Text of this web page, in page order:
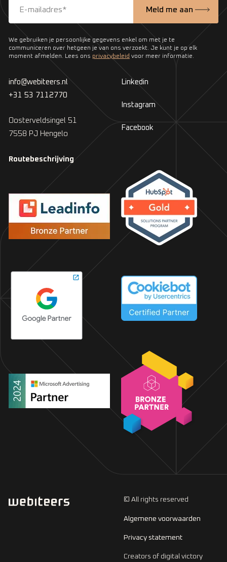
We gebruiken je persoonlijke gegevens enkel om met je te
communiceren over hetgeen je van ons verzoekt. Je kunt je op elk
moment afmelden. Lees ons privacybeleid voor meer informatie.
info@webiteers.nl
+31 53 7112770
Oosterveldsingel 51
7558 PJ Hengelo
Routebeschrijving
Linkedin
Instagram
Facebook
© All rights reserved
Algemene voorwaarden
Privacy statement
Creators of digital victory